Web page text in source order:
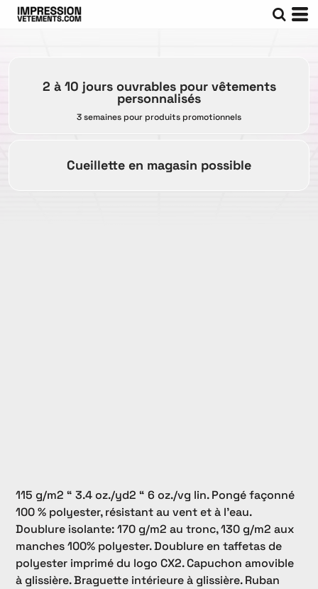
2 à 10 jours ouvrables pour vêtements
personnalisés
3 semaines pour produits promotionnels
Cueillette en magasin possible
115 g/m2 “ 3.4 oz./yd2 “ 6 oz./vg lin. Pongé façonné
100 % polyester, résistant au vent et à l'eau.
Doublure isolante: 170 g/m2 au tronc, 130 g/m2 aux
manches 100% polyester. Doublure en taffetas de
polyester imprimé du logo CX2. Capuchon amovible
à glissière. Braguette intérieure à glissière. Ruban